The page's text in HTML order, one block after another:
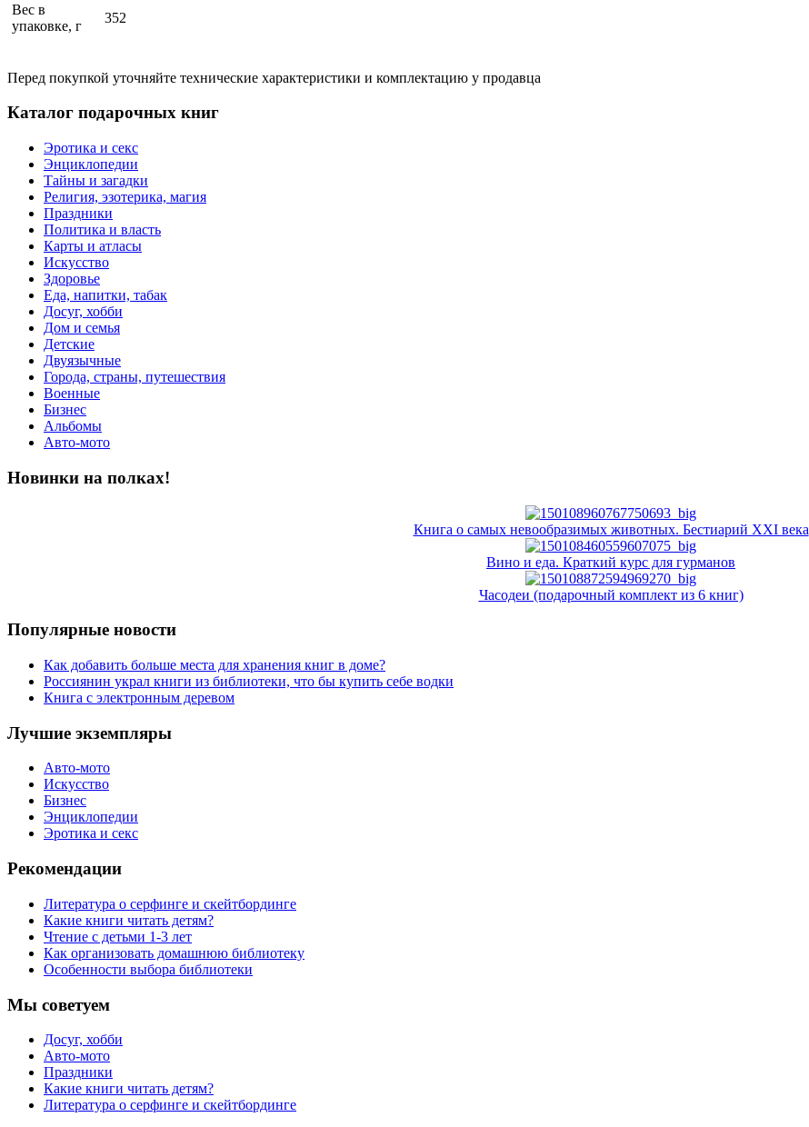
Вес в
упаковке, г
352
Перед покупкой уточняйте технические характеристики и комплектацию у продавца
Каталог подарочных книг
Эротика и секс
Энциклопедии
Тайны и загадки
Религия, эзотерика, магия
Праздники
Политика и власть
Карты и атласы
Искусство
Здоровье
Еда, напитки, табак
Досуг, хобби
Дом и семья
Детские
Двуязычные
Города, страны, путешествия
Военные
Бизнес
Альбомы
Авто-мото
Новинки на полках!
Книга о самых невообразимых животных. Бестиарий XXI века
Вино и еда. Краткий курс для гурманов
Часодеи (подарочный комплект из 6 книг)
Популярные новости
Как добавить больше места для хранения книг в доме?
Россиянин украл книги из библиотеки, что бы купить себе водки
Книга с электронным деревом
Лучшие экземпляры
Авто-мото
Искусство
Бизнес
Энциклопедии
Эротика и секс
Рекомендации
Литература о серфинге и скейтбординге
Какие книги читать детям?
Чтение с детьми 1-3 лет
Как организовать домашнюю библиотеку
Особенности выбора библиотеки
Мы советуем
Досуг, хобби
Авто-мото
Праздники
Какие книги читать детям?
Литература о серфинге и скейтбординге